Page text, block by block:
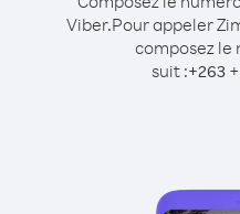
Viber.Pour appeler
composez le
suit :+263+